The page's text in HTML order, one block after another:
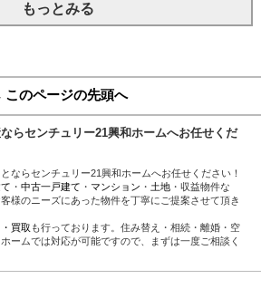
もっとみる
このページの先頭へ
らセンチュリー21興和ホームへお任せくだ
ならセンチュリー21興和ホームへお任せください！
・ 中古一戸建て ・ マンション ・ 土地・収益物件な
様のニーズにあった物件を丁寧にご提案させて頂き
買取 も行っております。住み替え・相続・離婚・空
ームでは対応が可能ですので、まずは一度ご相談く